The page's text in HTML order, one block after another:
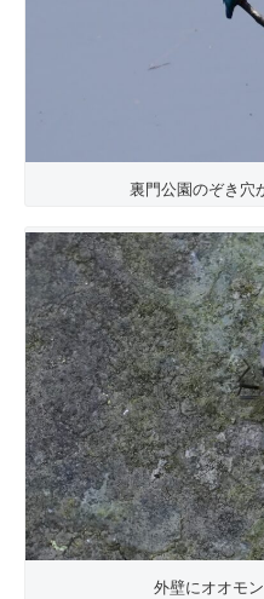
裏門公園のぞき穴
外壁にオオモ